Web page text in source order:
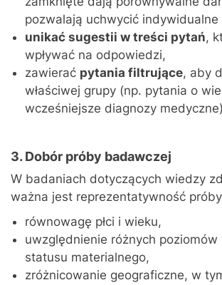
pozwalają uchwycić indywidualne
unikać sugestii w treści pytań,
wpływać na odpowiedzi,
zawierać pytania filtrujące, aby
właściwej grupy (np. pytania o
wcześniejsze diagnozy
3. Dobór próby badawczej
W badaniach dotyczących wiedzy
ważna jest reprezentatywność
równowagę płci i wieku,
uwzględnienie różnych poziomów
statusu materialnego,
zróżnicowanie geograficzne, w